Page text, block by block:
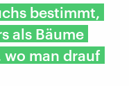
bestimmt,
als Bäume
wo man drauf